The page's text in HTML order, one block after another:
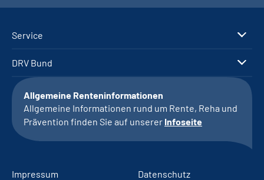
Service
DRV Bund
Allgemeine Renteninformationen
Allgemeine Informationen rund um Rente, Reha und
Prävention finden Sie auf unserer Infoseite
Impressum
Datenschutz